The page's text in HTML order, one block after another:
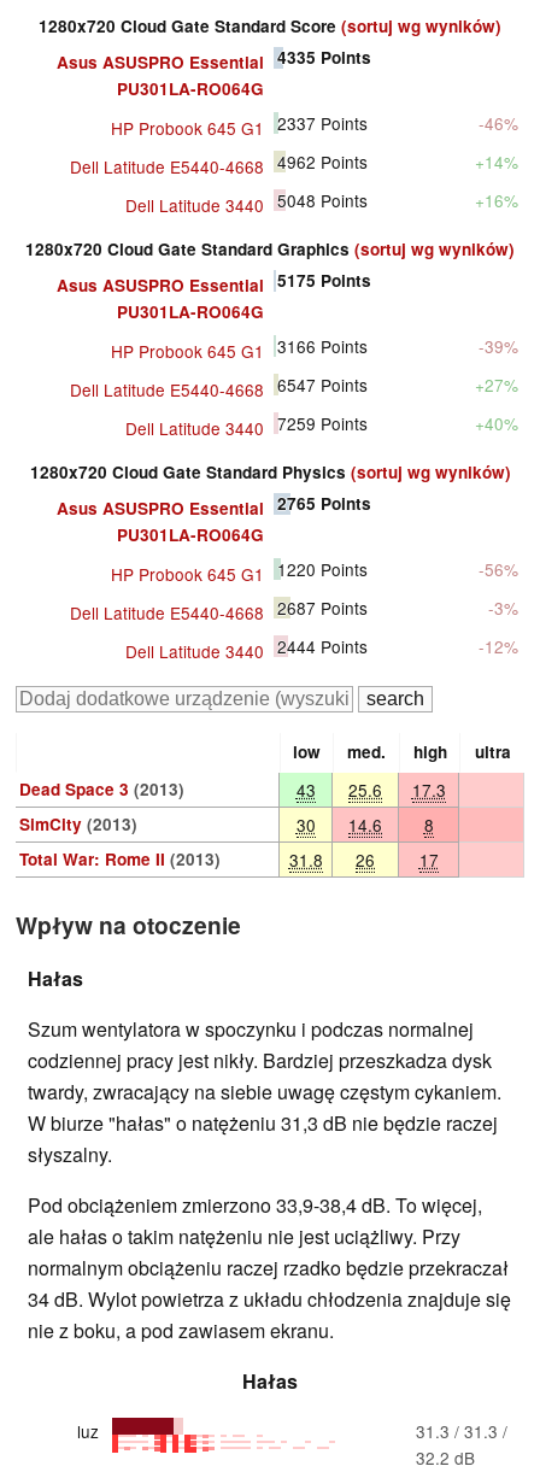
1280x720 Cloud Gate Standard Score (sortuj wg wyników)
Asus ASUSPRO Essential
PU301LA-RO064G
4335 Points
HP Probook 645 G1 2337 Points
-46%
Dell Latitude E5440-4668 4962 Points
+14%
Dell Latitude 3440 5048 Points +16%
1280x720 Cloud Gate Standard Graphics (sortuj wg wyników)
Asus ASUSPRO Essential
PU301LA-RO064G
5175 Points
HP Probook 645 G1 3166 Points
-39%
Dell Latitude E5440-4668 6547 Points
+27%
Dell Latitude 3440 7259 Points +40%
1280x720 Cloud Gate Standard Physics (sortuj wg wyników)
Asus ASUSPRO Essential
PU301LA-RO064G
2765 Points
HP Probook 645 G1 1220 Points
-56%
Dell Latitude E5440-4668 2687 Points
-3%
Dell Latitude 3440 2444 Points -12%
low med. high
ultra
Dead Space 3 (2013) 43 25.6 17.3
SimCity (2013) 30 14.6 8
Total War: Rome II (2013) 31.8 26 17
Wpływ na otoczenie
Hałas
Szum wentylatora w spoczynku i podczas normalnej
codziennej pracy jest nikły. Bardziej przeszkadza dysk
twardy, zwracający na siebie uwagę częstym cykaniem.
W biurze "hałas" o natężeniu 31,3 dB nie będzie raczej
słyszalny.
Pod obciążeniem zmierzono 33,9-38,4 dB. To więcej,
ale hałas o takim natężeniu nie jest uciążliwy. Przy
normalnym obciążeniu raczej rzadko będzie przekraczał
34 dB. Wylot powietrza z układu chłodzenia znajduje się
nie z boku, a pod zawiasem ekranu.
Hałas
luz
31.3 / 31.3 /
32.2 dB